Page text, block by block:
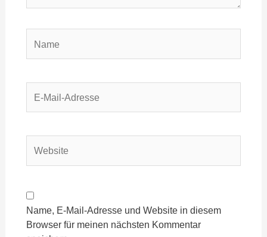
Mail-
Name, E-Mail-Adresse und Website in diesem
Browser für meinen nächsten Kommentar